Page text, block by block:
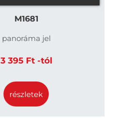
M1681
panoráma jel
3 395 Ft -tól
részletek